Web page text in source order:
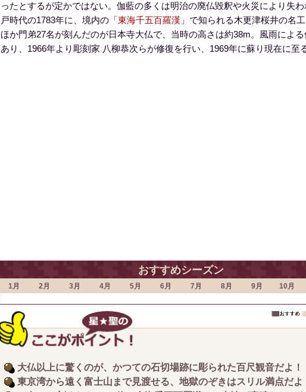
ったとするが定かではない。伽藍の多くは明治の廃仏毀釈や火災により失
戸時代の1783年に、境内の「東海千五百羅漢 」で知られる木更津桜井の名
ほか門弟27名が刻んだのが日本寺大仏で、当時の高さは約38m。風雨によ
あり、1966年より彫刻家 八柳恭次らが修復を行い、1969年に蘇り現在に至る
おすすめシーズン
1月 2月 3月 4月 5月 6月 7月 8月 9月 10月
大仏以上に驚くのが、かつての石切場跡に彫られた百尺観音だよ！
東京湾から遠く富士山まで見渡せる、地獄のぞきはスリル満点だよ